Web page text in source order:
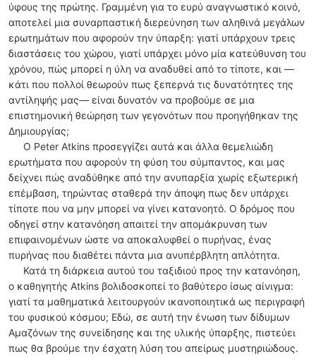
ύφους της πρώτης. Γραμμένη για το ευρύ αναγνωστικό κοινό,
αποτελεί μια συναρπαστική διερεύνηση των αληθινά μεγάλων
ερωτημάτων που αφορούν την ύπαρξη: γιατί υπάρχουν τρεις
διαστάσεις του χώρου, γιατί υπάρχει μόνο μία κατεύθυνση του
χρόνου, πώς μπορεί η ύλη να αναδυθεί από το τίποτε, και —
κάτι που πολλοί θεωρούν πως ξεπερνά τις δυνατότητες της
αντίληψής μας— είναι δυνατόν να προβούμε σε μια
επιστημονική θεώρηση των γεγονότων που προηγήθηκαν της
Δημιουργίας;
Ο Peter Atkins προσεγγίζει αυτά και άλλα θεμελιώδη
ερωτήματα που αφορούν τη φύση του σύμπαντος, και μας
δείχνει πώς αναδύθηκε από την ανυπαρξία χωρίς εξωτερική
επέμβαση, τηρώντας σταθερά την άποψη πως δεν υπάρχει
τίποτε που να μην μπορεί να γίνει κατανοητό. Ο δρόμος που
οδηγεί στην κατανόηση απαιτεί την απομάκρυνση των
επιφαινομένων ώστε να αποκαλυφθεί ο πυρήνας, ένας
πυρήνας που διαθέτει πάντα μια ανυπέρβλητη απλότητα.
Κατά τη διάρκεια αυτού του ταξιδιού προς την κατανόηση,
ο καθηγητής Atkins βολιδοσκοπεί το βαθύτερο ίσως αίνιγμα:
γιατί τα μαθηματικά λειτουργούν ικανοποιητικά ως περιγραφή
του φυσικού κόσμου; Εδώ, σε αυτή την ένωση των δίδυμων
Αμαζόνων της συνείδησης και της υλικής ύπαρξης, πιστεύει
πως θα βρούμε την έσχατη λύση του απείρως μυστηριώδους.